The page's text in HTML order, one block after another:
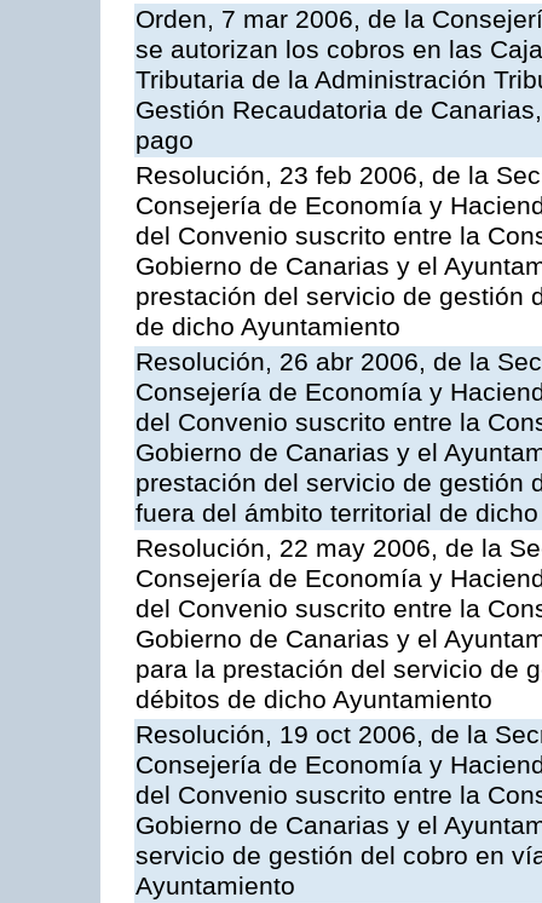
Orden, 7 mar 2006, de la
se autorizan los cobros en las
Tributaria de la Administración
Gestión Recaudatoria de
pago
Resolución, 23 feb 2006, de la
Consejería de Economía y
del Convenio suscrito entre la
Gobierno de Canarias y el
prestación del servicio de gestión
de dicho Ayuntamiento
Resolución, 26 abr 2006, de la
Consejería de Economía y
del Convenio suscrito entre la
Gobierno de Canarias y el
prestación del servicio de gestión
fuera del ámbito territorial de
Resolución, 22 may 2006, de la
Consejería de Economía y
del Convenio suscrito entre la
Gobierno de Canarias y el
para la prestación del servicio de
débitos de dicho Ayuntamiento
Resolución, 19 oct 2006, de la
Consejería de Economía y
del Convenio suscrito entre la
Gobierno de Canarias y el
servicio de gestión del cobro en
Ayuntamiento